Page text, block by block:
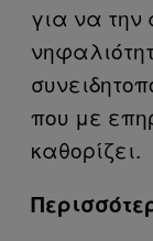
για να την
που με
καθορίζει.